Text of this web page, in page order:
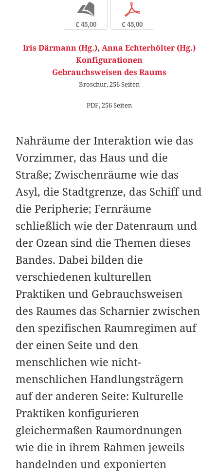
b
€ 45,00
p
€ 45,00
Iris Därmann (Hg.), Anna Echterhölter (Hg.)
Konfigurationen
Gebrauchsweisen des Raums
Broschur, 256 Seiten
PDF, 256 Seiten
Nahräume der Interaktion wie das
Vorzimmer, das Haus und die
Straße; Zwischenräume wie das
Asyl, die Stadtgrenze, das Schiff und
die Peripherie; Fernräume
schließlich wie der Datenraum und
der Ozean sind die Themen dieses
Bandes. Dabei bilden die
verschiedenen kulturellen
Praktiken und Gebrauchsweisen
des Raumes das Scharnier zwischen
den spezifischen Raumregimen auf
der einen Seite und den
menschlichen wie nicht-
menschlichen Handlungsträgern
auf der anderen Seite: Kulturelle
Praktiken konfigurieren
gleichermaßen Raumordnungen
wie die in ihrem Rahmen jeweils
handelnden und exponierten